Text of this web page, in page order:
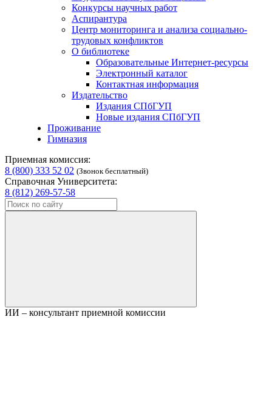
Конкурсы научных работ
Аспирантура
Центр мониторинга и анализа социально-
трудовых конфликтов
О библиотеке
Образовательные Интернет-ресурсы
Электронный каталог
Контактная информация
Издательство
Издания СПбГУП
Новые издания СПбГУП
Проживание
Гимназия
Приемная комиссия:
8 (800) 333 52 02 (Звонок бесплатный)
Справочная Университета:
8 (812) 269-57-58
ИИ – консультант приемной комиссии